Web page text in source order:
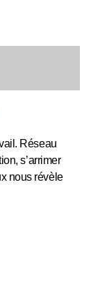
Réseau
s’arrimer
nous révèle